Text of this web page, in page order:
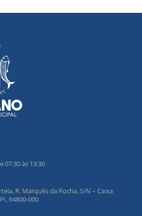
07:30 às 13:30
R. Marquês da Rocha, S/N – Caixa
64800-000